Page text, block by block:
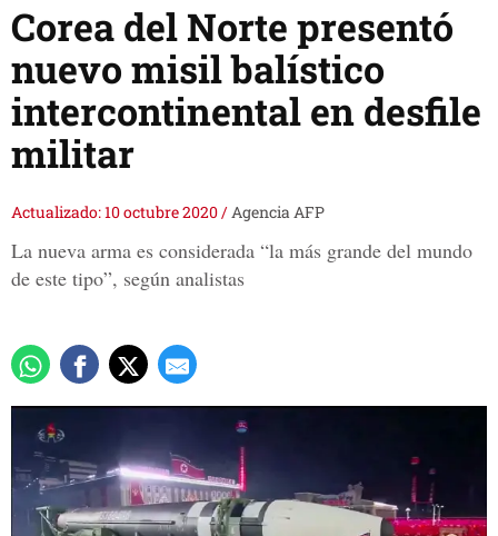
Corea del Norte presentó
nuevo misil balístico
intercontinental en desfile
militar
Actualizado: 10 octubre 2020/Agencia AFP
La nueva arma es considerada “la más grande del mundo
de este tipo”, según analistas